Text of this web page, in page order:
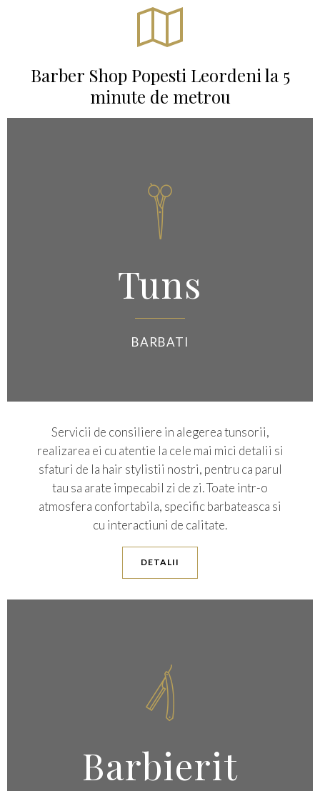

Barber Shop Popesti Leordeni la 5
minute de metrou

Tuns
BARBATI
Servicii de consiliere in alegerea tunsorii,
realizarea ei cu atentie la cele mai mici detalii si
sfaturi de la hair stylistii nostri, pentru ca parul
tau sa arate impecabil zi de zi. Toate intr-o
atmosfera confortabila, specific barbateasca si
cu interactiuni de calitate.
DETALII

Barbierit